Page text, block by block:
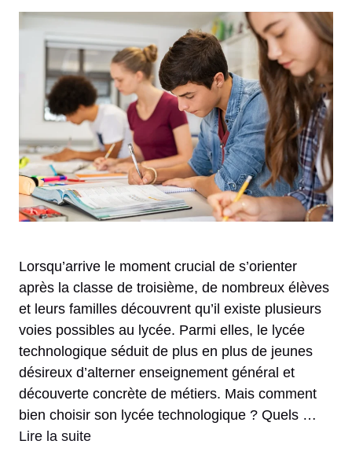
Lorsqu’arrive le moment crucial de s’orienter
après la classe de troisième, de nombreux élèves
et leurs familles découvrent qu’il existe plusieurs
voies possibles au lycée. Parmi elles, le lycée
technologique séduit de plus en plus de jeunes
désireux d’alterner enseignement général et
découverte concrète de métiers. Mais comment
bien choisir son lycée technologique ? Quels …
Lire la suite